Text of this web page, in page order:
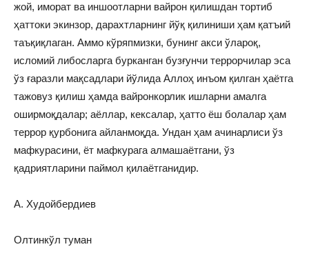
жой, иморат ва иншоотларни вайрон қилишдан тортиб
ҳаттоки экинзор, дарахтларнинг йўқ қилиниши ҳам қатъий
таъқиқлаган. Аммо кўряпмизки, бунинг акси ўлароқ,
исломий либосларга бурканган бузғунчи террорчилар эса
ўз ғаразли мақсадлари йўлида Аллоҳ инъом қилган ҳаётга
тажовуз қилиш ҳамда вайронкорлик ишларни амалга
оширмоқдалар; аёллар, кексалар, ҳатто ёш болалар ҳам
террор қурбонига айланмоқда. Ундан ҳам ачинарлиси ўз
мафкурасини, ёт мафкурага алмашаётгани, ўз
қадриятларини паймол қилаётганидир.
А. Худойбердиев
Олтинкўл туман